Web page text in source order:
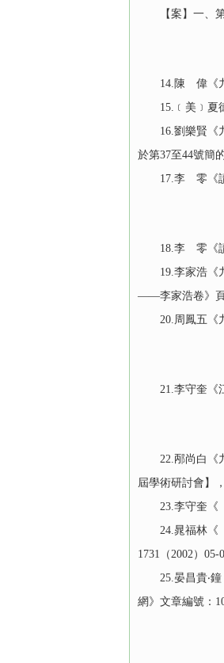
【案】一、第
14.陳 偉《九店
15.﹝美﹞夏德
16.劉樂賢《九
於第37至44號簡
17.李 零《讀幾
18.李 零《讀
19.李家浩《九
——李家浩卷》頁
20.周鳳五《九
21.李守奎《江
22.邴尚白《九
屆學術研討會】
23.李守奎《〈
24.晁福林《〈
1731（2002）05-
25.晏昌貴‧鐘
網》文章編號：